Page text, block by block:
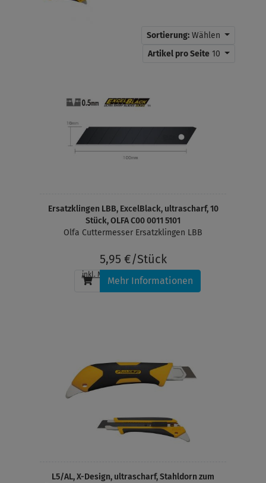
Sortierung: Wählen
Artikel pro Seite 10
Ersatzklingen LBB, ExcelBlack, ultrascharf, 10
Stück, OLFA C00 0011 5101
Olfa Cuttermesser Ersatzklingen LBB
5,95 €/Stück
inkl. MwSt. , zzgl. Versandkosten
Mehr Informationen
L5/AL, X-Design, ultrascharf, Stahldorn zum